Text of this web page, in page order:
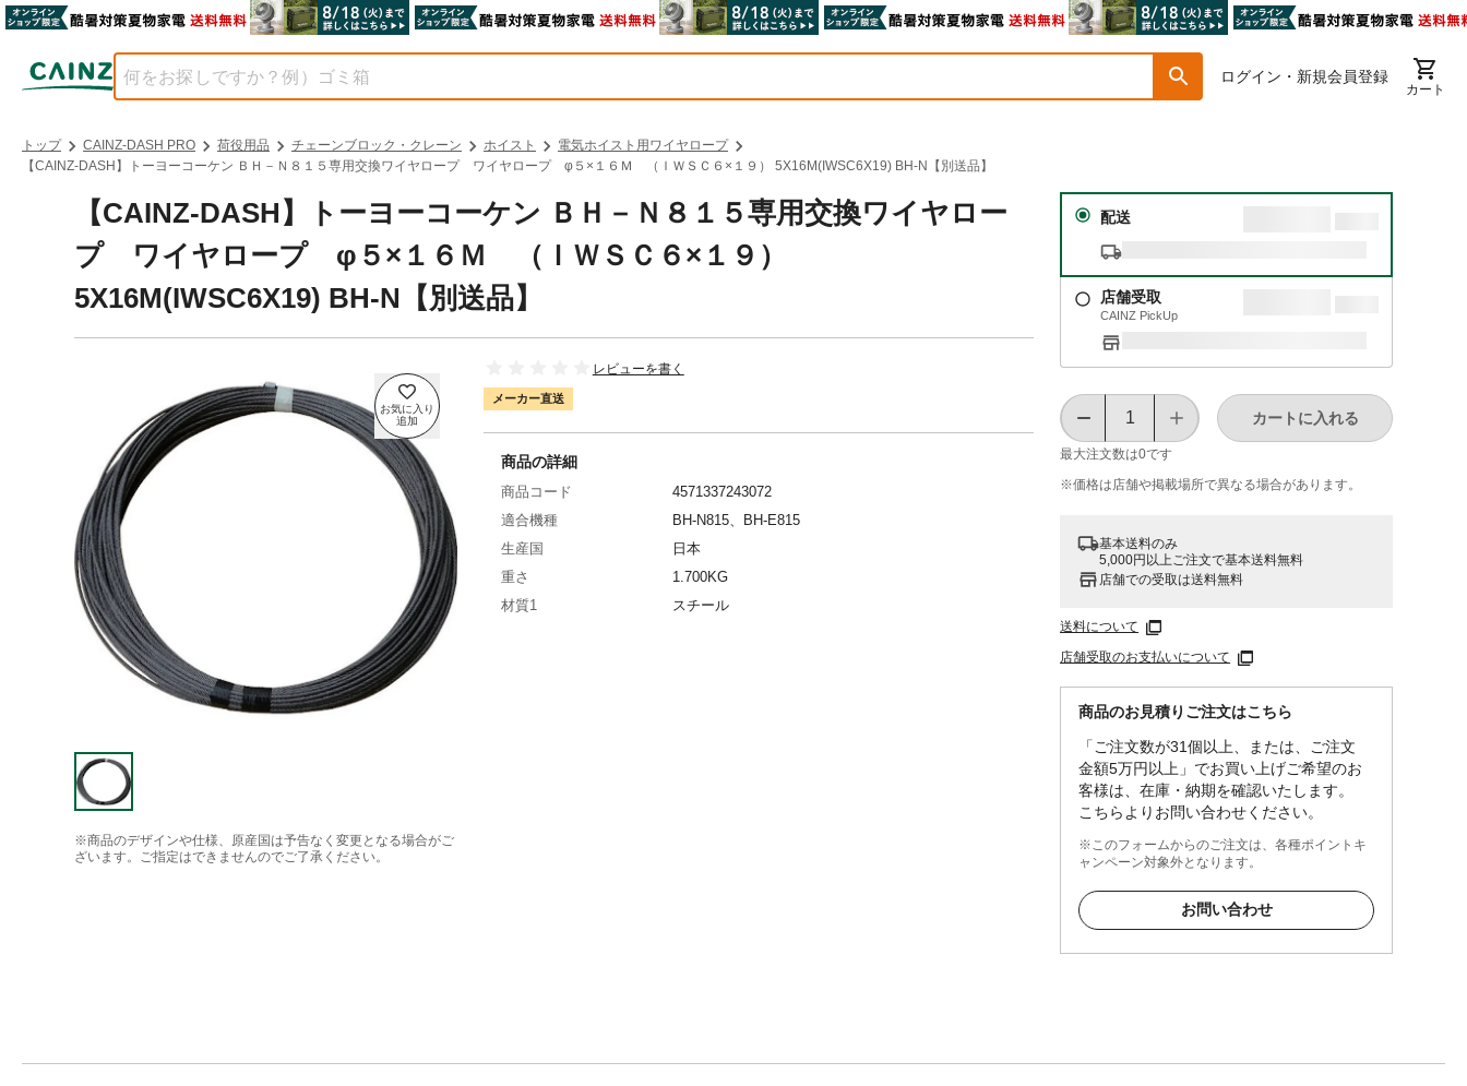
ログイン・新規会員登録
カート
トップ CAINZ-DASH PRO 荷役用品 チェーンブロック・クレーン ホイスト
電気ホイスト用ワイヤロープ
【CAINZ-DASH】トーヨーコーケン ＢＨ－Ｎ８１５専用交換ワイヤロープ ワイヤロープ φ５×１６Ｍ （ＩＷＳＣ６×１９） 5X16M(IWSC6X19) BH-N【別送品】
【CAINZ-DASH】トーヨーコーケン ＢＨ－Ｎ８１５専用交換ワイヤロー
プ ワイヤロープ φ５×１６Ｍ （ＩＷＳＣ６×１９）
5X16M(IWSC6X19) BH-N【別送品】
※商品のデザインや仕様、原産国は予告なく変更となる場合がご
ざいます。ご指定はできませんのでご了承ください。
レビューを書く
メーカー直送
配送
店舗受取
CAINZ PickUp
最大注文数は0です
カートに入れる
※価格は​店舗や​掲載場所で​異なる​場合が​あります。
基本送料のみ
5,000円以上ご注文で基本送料無料
店舗での受取は送料無料
送料について
店舗受取のお支払いについて
商品のお見積りご注文はこちら
「ご注文数が31個以上、または、ご注文
金額5万円以上」でお買い上げご希望のお
客様は、在庫・納期を確認いたします。
こちらよりお問い合わせください。
※このフォームからのご注文は、各種ポイントキ
ャンペーン対象外となります。
お問い合わせ
商品の詳細
商品コード
4571337243072
適合機種
BH-N815、BH-E815
生産国
日本
重さ
1.700KG
材質1
スチール